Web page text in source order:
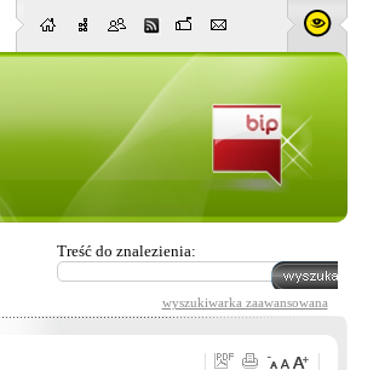
Treść do znalezienia:
wyszukiwarka zaawansowana